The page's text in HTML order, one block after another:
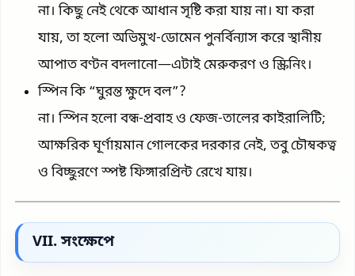
না। কিছু নেই থেকে আধান সৃষ্টি করা যায় না। যা করা
যায়, তা হলো অভিমুখ-ডোমেন পুনর্বিন্যাস করে স্থানীয়
আপাত বণ্টন বদলানো—এটাই মেরুকরণ ও স্ক্রিনিং।
স্পিন কি “ঘুরন্ত ক্ষুদে বল”?
না। স্পিন হলো বন্ধ-প্রবাহ ও ফেজ-তালের কাইরালিটি;
আক্ষরিক ঘূর্ণায়মান গোলকের দরকার নেই, তবু চৌম্বকত্ব
ও বিচ্ছুরণে স্পষ্ট ফিঙ্গারপ্রিন্ট রেখে যায়।
VII. সংক্ষেপে